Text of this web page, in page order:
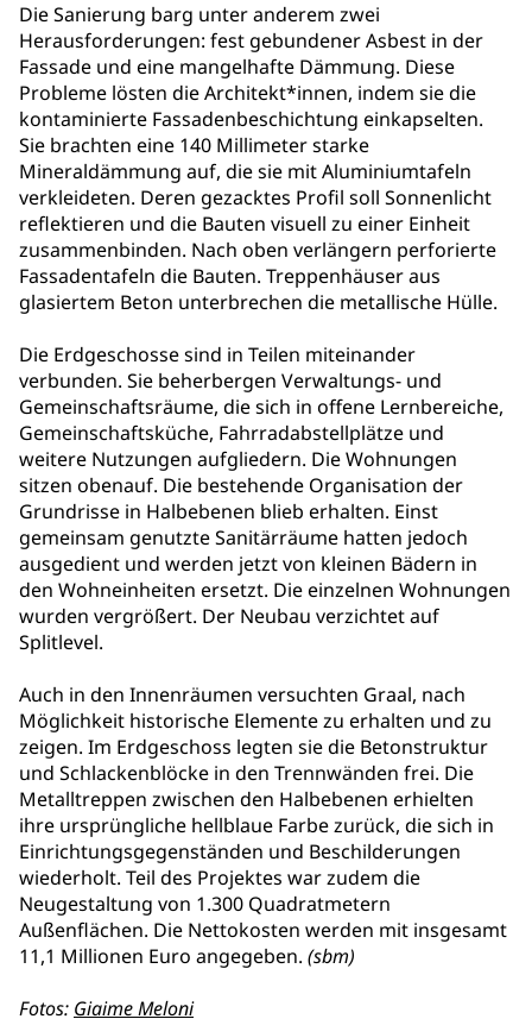
Die Sanierung barg unter anderem zwei
Herausforderungen: fest gebundener Asbest in der
Fassade und eine mangelhafte Dämmung. Diese
Probleme lösten die Architekt*innen, indem sie die
kontaminierte Fassadenbeschichtung einkapselten.
Sie brachten eine 140 Millimeter starke
Mineraldämmung auf, die sie mit Aluminiumtafeln
verkleideten. Deren gezacktes Profil soll Sonnenlicht
reflektieren und die Bauten visuell zu einer Einheit
zusammenbinden. Nach oben verlängern perforierte
Fassadentafeln die Bauten. Treppenhäuser aus
glasiertem Beton unterbrechen die metallische Hülle.
Die Erdgeschosse sind in Teilen miteinander
verbunden. Sie beherbergen Verwaltungs- und
Gemeinschaftsräume, die sich in offene Lernbereiche,
Gemeinschaftsküche, Fahrradabstellplätze und
weitere Nutzungen aufgliedern. Die Wohnungen
sitzen obenauf. Die bestehende Organisation der
Grundrisse in Halbebenen blieb erhalten. Einst
gemeinsam genutzte Sanitärräume hatten jedoch
ausgedient und werden jetzt von kleinen Bädern in
den Wohneinheiten ersetzt. Die einzelnen Wohnungen
wurden vergrößert. Der Neubau verzichtet auf
Splitlevel.
Auch in den Innenräumen versuchten Graal, nach
Möglichkeit historische Elemente zu erhalten und zu
zeigen. Im Erdgeschoss legten sie die Betonstruktur
und Schlackenblöcke in den Trennwänden frei. Die
Metalltreppen zwischen den Halbebenen erhielten
ihre ursprüngliche hellblaue Farbe zurück, die sich in
Einrichtungsgegenständen und Beschilderungen
wiederholt. Teil des Projektes war zudem die
Neugestaltung von 1.300 Quadratmetern
Außenflächen. Die Nettokosten werden mit insgesamt
11,1 Millionen Euro angegeben. (sbm)
Fotos: Giaime Meloni